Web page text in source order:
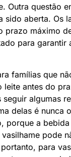
Outra questão
sido aberta. Os
prazo máximo
para garantir
famílias que
leite antes do
algumas
delas é nunca
porque a
pode
para